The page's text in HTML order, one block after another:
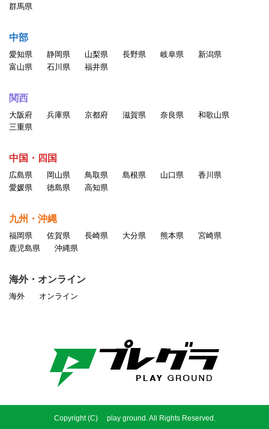
群馬県
中部
愛知県 静岡県 山梨県 長野県 岐阜県
新潟県
富山県
石川県 福井県
関西
大阪府 兵庫県 京都府 滋賀県 奈良県
和歌山県
三重県
中国・四国
広島県 岡山県 鳥取県 島根県 山口県
香川県
愛媛県
徳島県 高知県
九州・沖縄
福岡県 佐賀県 長崎県 大分県 熊本県
宮崎県
鹿児島県
沖縄県
海外・オンライン
海外 オンライン
Copyright (C) play ground. All Rights Reserved.